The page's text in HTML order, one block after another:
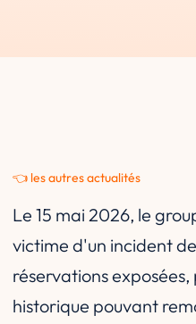
👈 les autres actualités
Le 15 mai 2026, le
victime d'un incident
réservations
historique pouvant